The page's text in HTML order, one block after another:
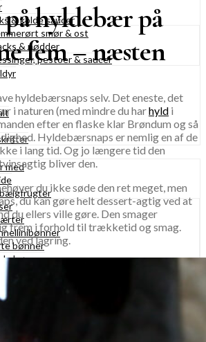
& kolde saucer
smør & ost
& nødder
pestoer & saucer
med
bælgfrugter
bønner
bønner
på hyldebær på
fem – næsten
hyldebærsnaps selv. Det eneste, det
i naturen (med mindre du harhyld i
efter en flaske klar Brøndum og så
Hyldebærsnaps er nemlig en af de
i lang tid. Og jo længere tid den
bliver den.
du ikke søde den ret meget, men
du kan gøre helt dessert-agtig ved at
du ellers ville gøre. Den smager
frem i forhold til trækketid og smag.
ved lagring.